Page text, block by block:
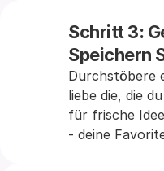
Schritt 3:
Speichern
Durchstöbere
liebe die, die
für frische
- deine